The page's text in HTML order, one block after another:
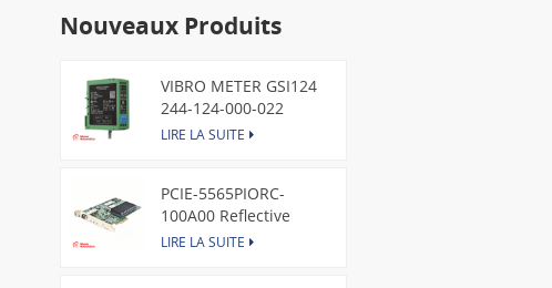
Nouveaux Produits
VIBRO METER GSI124
244-124-000-022
Piezoelectric Pressure
LIRE LA SUITE
PCIE-5565PIORC-
100A00 Reflective
Memory PCI Express
LIRE LA SUITE